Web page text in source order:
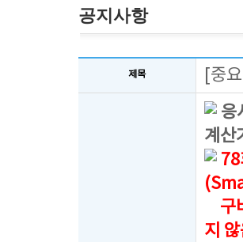
공지사항
제목
[중
응
계산
78
구
지